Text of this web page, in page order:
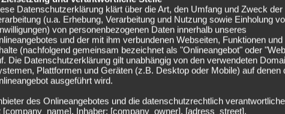
erzielte insgesamt zwei Tore.
nun neuer
Arbeitgeber und dem Unterzeichnen seines neuen Kontrakts
der beiden Parteien war, dass de Jongin seinem zweiten
Datenschutzerklärung klärt über die Art, den Umfang und Zweck der
(u.a. Erhebung, Verarbeitung und Nutzung sowie Einholung
von personenbezogenen Daten innerhalb unseres
und der mit ihm verbundenen Webseiten, Funktionen und
(nachfolgend gemeinsam bezeichnet als "Onlineangebot" oder
Die Datenschutzerklärung gilt unabhängig von den verwendeten
Plattformen und Geräten (z.B. Desktop oder Mobile) auf denen
ausgeführt wird.
des Onlineangebotes und die datenschutzrechtlich
[company_name], Inhaber: [company_owner], [adress_street],